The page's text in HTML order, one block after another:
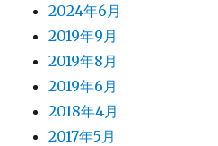
2024年6月
2019年9月
2019年8月
2019年6月
2018年4月
2017年5月